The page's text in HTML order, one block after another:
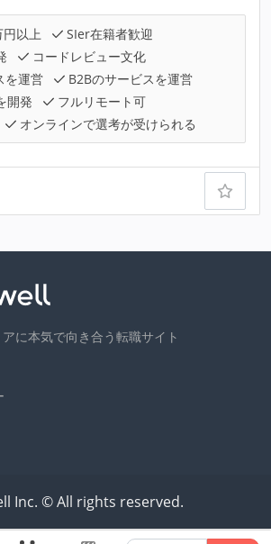
以上
SIer在籍者歓迎
コードレビュー文化
を運営
B2Bのサービスを運営
開発
フルリモート可
オンラインで選考が受けられる
に本気で向き合う転職サイト
Inc. © All rights reserved.